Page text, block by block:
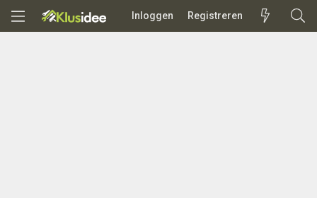
Inloggen Registreren